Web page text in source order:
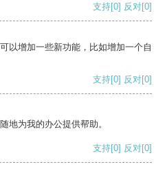
支持[0] 反对[0]
以增加一些新功能，比如增加一个自
支持[0] 反对[0]
地为我的办公提供帮助。
支持[0] 反对[0]